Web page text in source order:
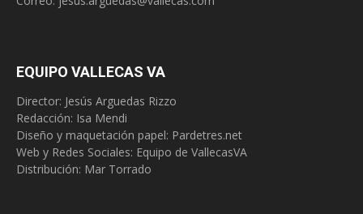
EQUIPO VALLECAS VA
Director: Jesús Arguedas Rizzo
Redacción: Isa Mendi
Diseño y maquetación papel: Pardetres.net
Web y Redes Sociales: Equipo de VallecasVA
Distribución: Mar Torrado